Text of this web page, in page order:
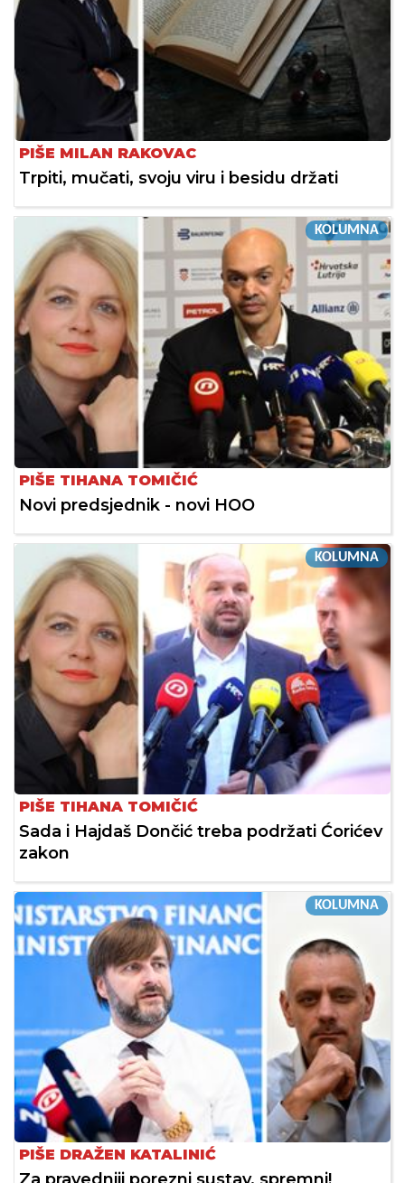
PIŠE MILAN RAKOVAC
Trpiti, mučati, svoju viru i besidu držati
KOLUMNA
PIŠE TIHANA TOMIČIĆ
Novi predsjednik - novi HOO
KOLUMNA
PIŠE TIHANA TOMIČIĆ
Sada i Hajdaš Dončić treba podržati Ćorićev
zakon
KOLUMNA
PIŠE DRAŽEN KATALINIĆ